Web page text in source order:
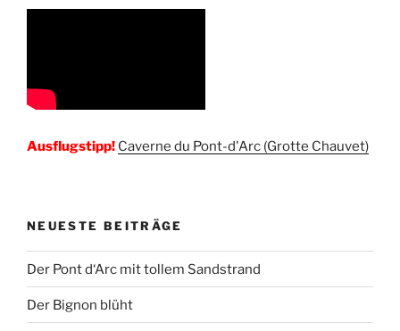
Ausflugstipp! Caverne du Pont-d'Arc (Grotte Chauvet)
NEUESTE BEITRÄGE
Der Pont d‘Arc mit tollem Sandstrand
Der Bignon blüht